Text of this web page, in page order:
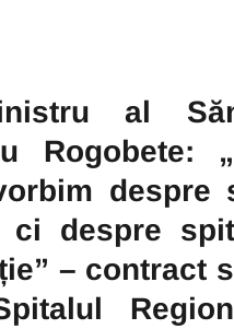
al
Rogobete:
despre
ci despre
– contract